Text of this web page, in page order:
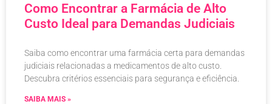
Como Encontrar a Farmácia de Alto
Custo Ideal para Demandas Judiciais
Saiba como encontrar uma farmácia certa para demandas
judiciais relacionadas a medicamentos de alto custo.
Descubra critérios essenciais para segurança e eficiência.
SAIBA MAIS »